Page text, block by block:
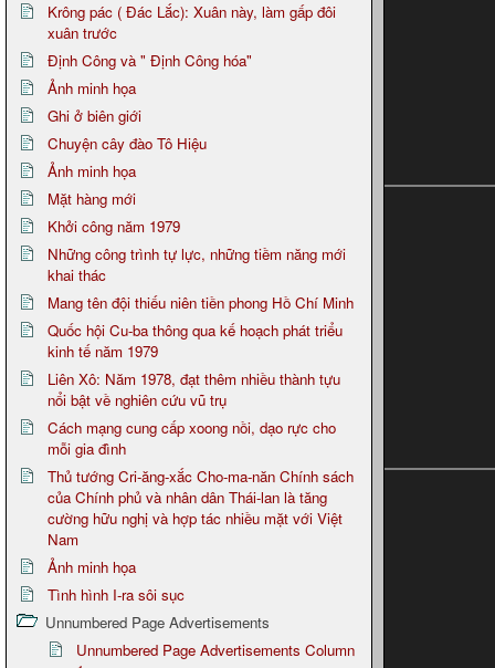
Krông pác ( Đác Lắc): Xuân này, làm gấp đôi
xuân trước
Định Công và " Định Công hóa"
Ảnh minh họa
Ghi ở biên giới
Chuyện cây đào Tô Hiệu
Ảnh minh họa
Mặt hàng mới
Khởi công năm 1979
Những công trình tự lực, những tiềm năng mới
khai thác
Mang tên đội thiếu niên tiền phong Hồ Chí Minh
Quốc hội Cu-ba thông qua kế hoạch phát triểu
kinh tế năm 1979
Liên Xô: Năm 1978, đạt thêm nhiều thành tựu
nổi bật về nghiên cứu vũ trụ
Cách mạng cung cấp xoong nồi, dạo rực cho
mỗi gia đình
Thủ tướng Cri-ăng-xắc Cho-ma-năn Chính sách
của Chính phủ và nhân dân Thái-lan là tăng
cường hữu nghị và hợp tác nhiều mặt với Việt
Nam
Ảnh minh họa
Tình hình I-ra sôi sục
Unnumbered Page Advertisements
Unnumbered Page Advertisements Column